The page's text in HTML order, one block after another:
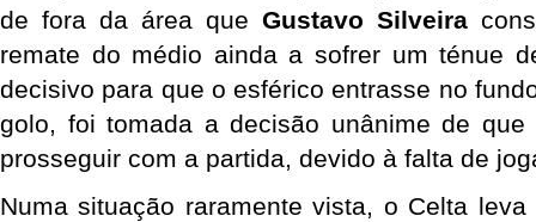
de fora da área que Gustavo Silveira
remate do médio ainda a sofrer um ténue
decisivo para que o esférico entrasse no
golo, foi tomada a decisão unânime de
prosseguir com a partida, devido à falta de
Numa situação raramente vista, o Celta